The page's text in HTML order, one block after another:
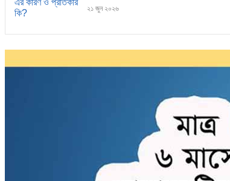
২১ জুন ২০২৬